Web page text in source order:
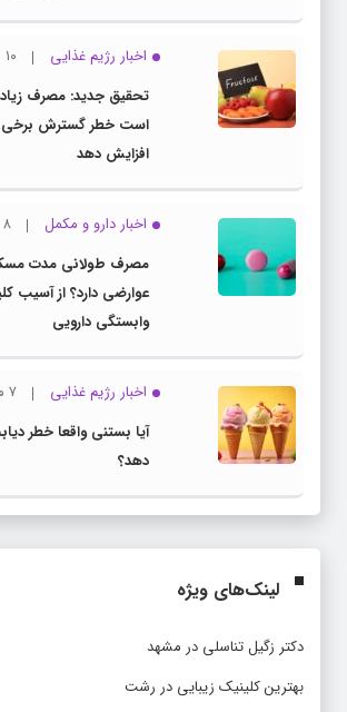
اخبار رژیم غذایی
۱۰ مرداد ۱۴۰۵
تحقیق جدید: مصرف
است خطر گسترش برخی
افزایش دهد
اخبار دارو و مکمل
۸ مرداد ۱۴۰۵
مصرف طولانی مدت
عوارضی دارد؟ از آسیب
وابستگی دارویی
اخبار رژیم غذایی
۷ مرداد ۱۴۰۵
آیا بستنی واقعا خطر
دهد؟
لینک‌های ویژه
دکتر زگیل تناسلی در مشهد
بهترین کلینیک زیبایی در رشت